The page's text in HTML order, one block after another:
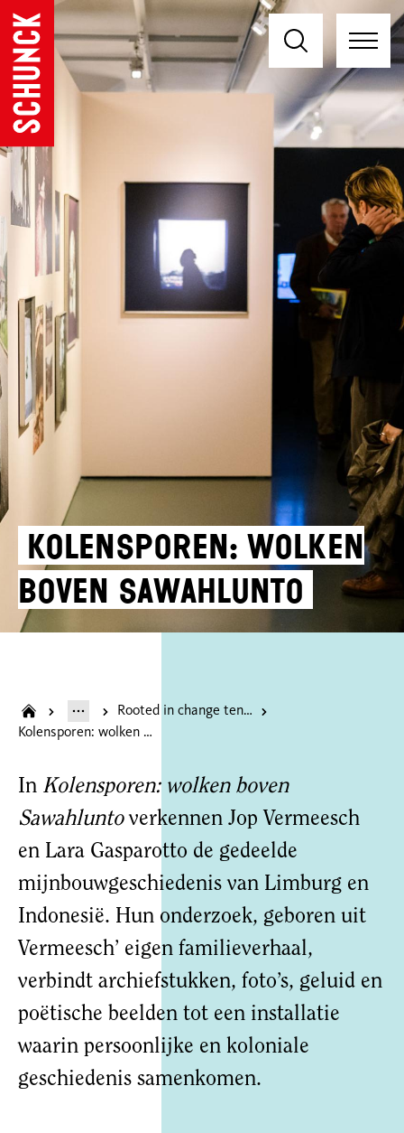
Kolensporen: wolken
boven Sawahlunto
Rooted in change tentoonstelling
Kolensporen: wolken boven Sawahlunto
In Kolensporen: wolken boven
Sawahluntoverkennen Jop Vermeesch
en Lara Gasparotto de gedeelde
mijnbouwgeschiedenis van Limburg en
Indonesië. Hun onderzoek, geboren uit
Vermeesch’ eigen familieverhaal,
verbindt archiefstukken, foto’s, geluid en
poëtische beelden tot een installatie
waarin persoonlijke en koloniale
geschiedenis samenkomen.